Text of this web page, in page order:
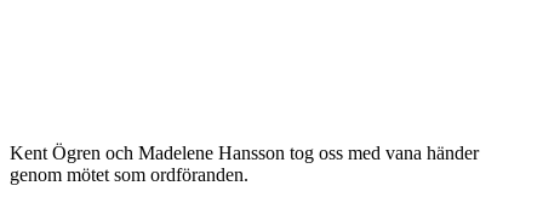
Kent Ögren och Madelene Hansson tog oss med vana händer
genom mötet som ordföranden.